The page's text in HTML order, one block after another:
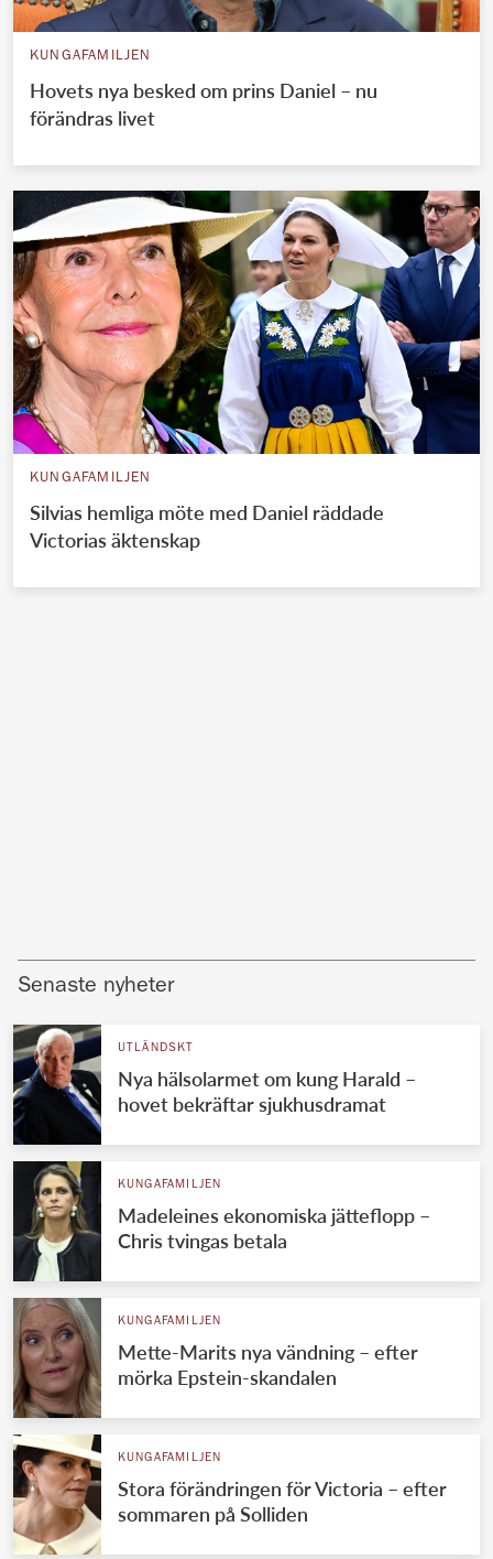
KUNGAFAMILJEN
Hovets nya besked om prins Daniel – nu
förändras livet
KUNGAFAMILJEN
Silvias hemliga möte med Daniel räddade
Victorias äktenskap
Senaste nyheter
UTLÄNDSKT
Nya hälsolarmet om kung Harald –
hovet bekräftar sjukhusdramat
KUNGAFAMILJEN
Madeleines ekonomiska jätteflopp –
Chris tvingas betala
KUNGAFAMILJEN
Mette-Marits nya vändning – efter
mörka Epstein-skandalen
KUNGAFAMILJEN
Stora förändringen för Victoria – efter
sommaren på Solliden